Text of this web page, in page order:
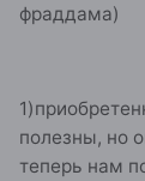
фраддама)
полезны, но
теперь нам